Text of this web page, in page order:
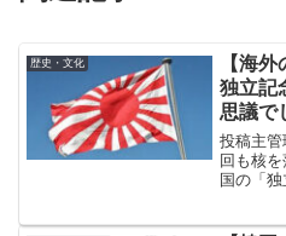
歴史・文化
【海
独立記
思議で
被害者
「実際
日のこ
投稿主
回も核
国の「